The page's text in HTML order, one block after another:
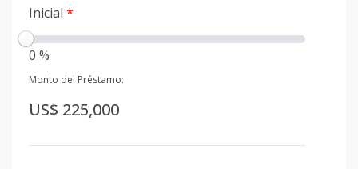
Inicial *
0 %
Monto del Préstamo:
US$ 225,000